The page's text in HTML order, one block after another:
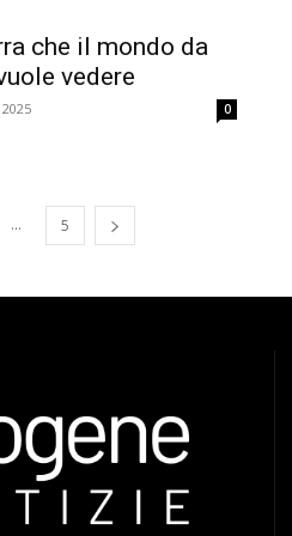
che il mondo da
vedere
0
... 5